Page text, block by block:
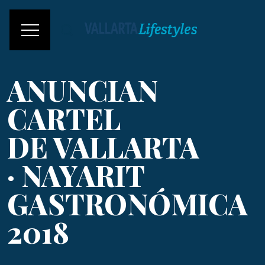
ANUNCIAN
CARTEL
DE VALLARTA
· NAYARIT
GASTRONÓMICA
2018